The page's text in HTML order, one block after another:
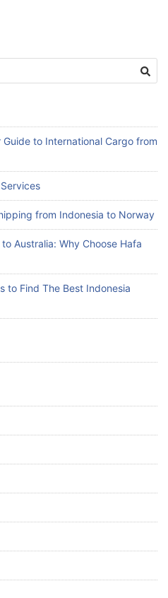
to International Cargo from
from Indonesia to Norway
Australia: Why Choose Hafa
to Find The Best Indonesia